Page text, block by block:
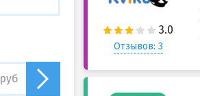
Отзывов: 3
руб